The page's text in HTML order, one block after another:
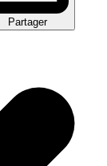
Partager